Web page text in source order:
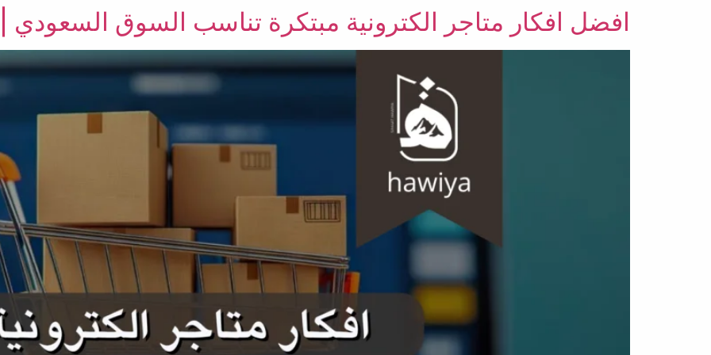
افضل افكار متاجر الكترونية مبتكرة تناسب السوق السعودي